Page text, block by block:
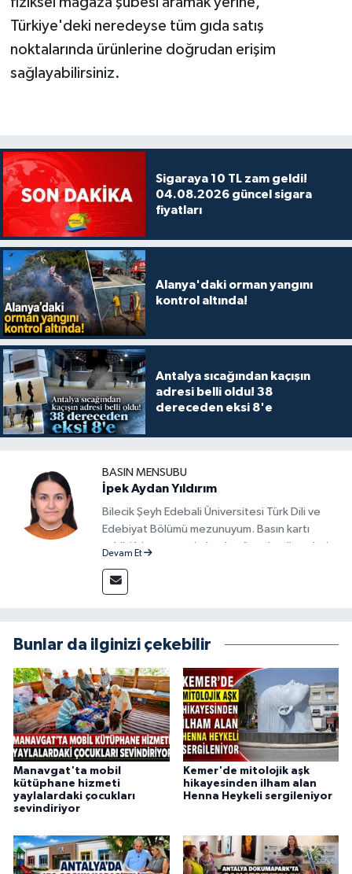
Türkiye'deki neredeyse tüm gıda satış
noktalarında ürünlerine doğrudan erişim
sağlayabilirsiniz.
Sigaraya 10 TL zam geldi!
04.08.2026 güncel sigara
fiyatları
Alanya'daki orman yangını
kontrol altında!
Antalya sıcağından kaçışın
adresi belli oldu! 38
dereceden eksi 8'e
BASIN MENSUBU
İpek Aydan Yıldırım
Bilecik Şeyh Edebali Üniversitesi Türk Dili ve
Edebiyat Bölümü mezunuyum. Basın kartı
sahibi bir gazeteci olarak, güncel gelişmeleri
güvenilir ve tarafsız bilgilerle buluşturmayı
amaçlıyorum. Habercilik anlayışımda etik
alanlarda ürettiğim içeriklerle kamuoyuna
fayda sağla
Devam Et
Bunlar da ilginizi çekebilir
Manavgat'ta mobil
kütüphane hizmeti
yaylalardaki çocukları
sevindiriyor
Kemer'de mitolojik aşk
hikayesinden ilham alan
Henna Heykeli sergileniyor